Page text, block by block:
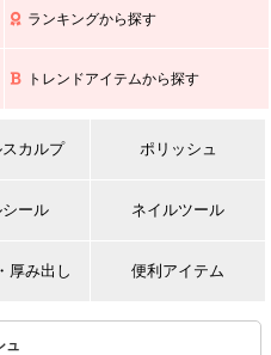
延が生じております｡
ランキングから探す
トレンドアイテムから探す
カルプ ポリッシュ
ール ネイルツール
厚み出し 便利アイテム
ュ